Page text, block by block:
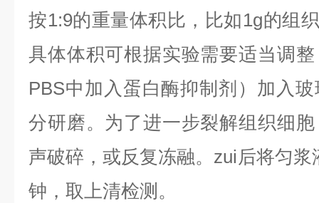
按1:9的重量体积比，比如1g的组
具体体积可根据实验需要适当调
PBS中加入蛋白酶抑制剂）加入
分研磨。为了进一步裂解组织细
声破碎，或反复冻融。zui后将匀浆
钟，取上清检测。